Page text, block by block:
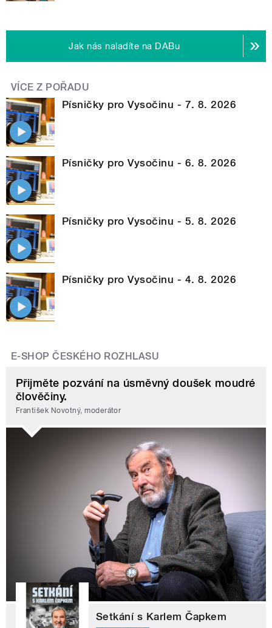
Jak nás naladíte na DABu
VÍCE Z POŘADU
Písničky pro Vysočinu - 7. 8. 2026
Písničky pro Vysočinu - 6. 8. 2026
Písničky pro Vysočinu - 5. 8. 2026
Písničky pro Vysočinu - 4. 8. 2026
E-SHOP ČESKÉHO ROZHLASU
Přijměte pozvání na úsměvný doušek moudré
člověčiny.
František Novotný, moderátor
Setkání s Karlem Čapkem